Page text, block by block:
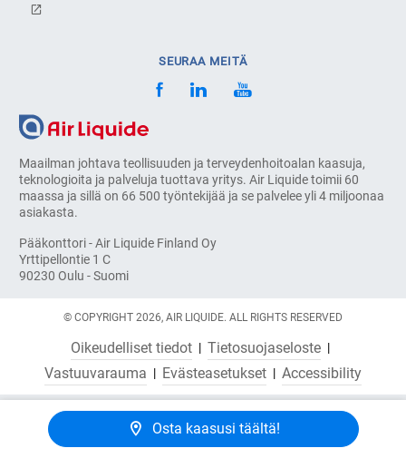
Osta kaasusi täältä!
Maailman johtava teollisuuden ja terveydenhoitoalan kaasuja,
teknologioita ja palveluja tuottava yritys. Air Liquide toimii 60
maassa ja sillä on 66 500 työntekijää ja se palvelee yli 4 miljoonaa
asiakasta.
Pääkonttori - Air Liquide Finland Oy
Yrttipellontie 1 C
90230 Oulu - Suomi
SEURAA MEITÄ
© COPYRIGHT 2026, AIR LIQUIDE. ALL RIGHTS RESERVED
Oikeudelliset tiedot
Tietosuojaseloste
Vastuuvarauma
Evästeasetukset Accessibility